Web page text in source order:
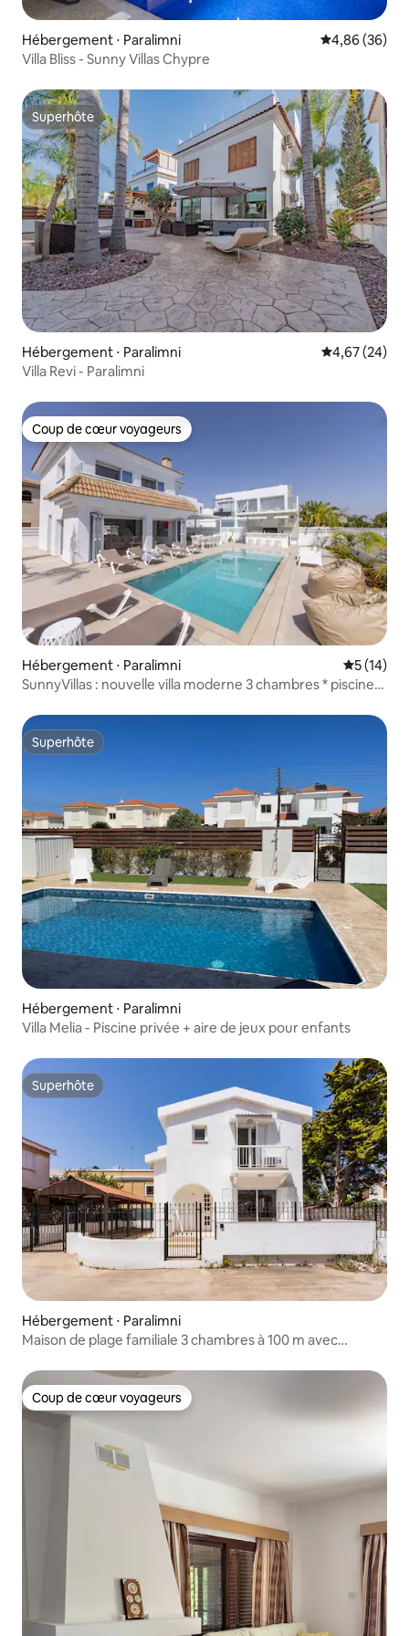
Hébergement ⋅ Paralimni Évaluation
4,86 (36)
Villa Bliss - Sunny Villas Chypre
Superhôte
Superhôte
Hébergement ⋅ Paralimni Évaluation
4,67 (24)
Villa Revi - Paralimni
Coup de cœur voyageurs
Coup de cœur voyageurs
Hébergement ⋅ Paralimni
5 (14)
SunnyVillas : nouvelle villa moderne 3 chambres * piscine
Superhôte
Superhôte
Hébergement ⋅ Paralimni
Villa Melia - Piscine privée + aire de jeux pour enfants
Superhôte
Superhôte
Hébergement ⋅ Paralimni
Maison de plage familiale 3 chambres à 100 m avec
Coup de cœur voyageurs
Coup de cœur voyageurs